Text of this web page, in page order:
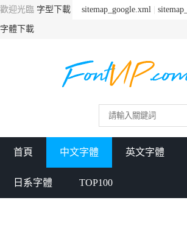
sitemap_google.xml
歡迎光臨 字型下載
字體下載
首頁 中文字體 英文字體
日系字體 TOP100